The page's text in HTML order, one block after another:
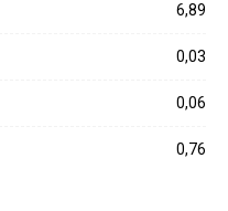
6,89
0,03
0,06
0,76